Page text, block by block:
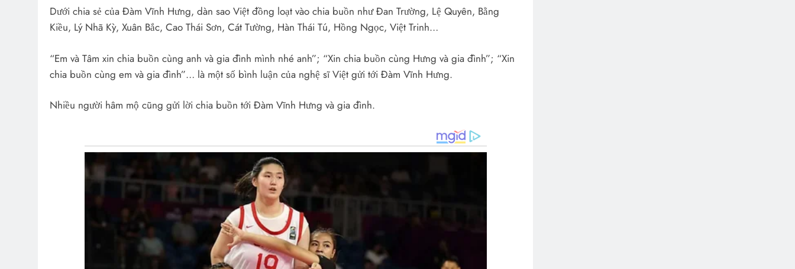
Dưới chia sẻ của Đàm Vĩnh Hưng, dàn sao Việt đồng loạt vào chia buồn như Đan Trường, Lệ Quyên, Bằng
Kiều, Lý Nhã Kỳ, Xuân Bắc, Cao Thái Sơn, Cát Tường, Hàn Thái Tú, Hồng Ngọc, Việt Trinh…
“Em và Tâm xin chia buồn cùng anh và gia đình mình nhé anh”; “Xin chia buồn cùng Hưng và gia đình”; “Xin
chia buồn cùng em và gia đình”… là một số bình luận của nghệ sĩ Việt gửi tới Đàm Vĩnh Hưng.
Nhiều người hâm mộ cũng gửi lời chia buồn tới Đàm Vĩnh Hưng và gia đình.